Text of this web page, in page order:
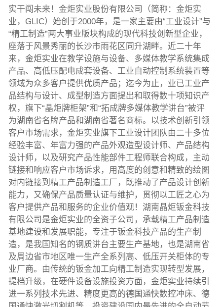
实干闯未来！金炬实业股份有限公司（简称：金炬实
业，GLIC）始创于2000年，是一家主要由“工业设计”与
“精工制造”两大事业版块构成的现代科技创新型企业，
座落于风景秀丽的长沙市雨花区同升湖畔。近二十年
来，金炬实业在教学设施与设备、多媒体教学系统集成
产品、高低压配电成套设备、工业自动控制系统装置等
领域为众多客户提供优质产品；迄今为止，业已工业产
品结构与设计、成型制造方面提出和取得数十项知识产
权，旗下“晶炬牌柜架”和“拓成牌多媒体教学讲台”被评
为湖南省名牌产品和湖南省著名商标。以技术创新引领
客户市场需求，金炬实业旗下工业设计团队由二十多位
经验丰富、年富力强的产品外观造型设计师、产品结构
设计师，以及研究产品性能部件工程师联合构成，主动
链接和响应客户市场诉求，用高度的创意和精致的绘图
对内链接到精工产品制造工厂，既推动了产品设计创新
能力，又确保产品质量认证与维护，贯彻以工匠之心为
客户提供产品和服务的企业价值观！湖南晶炬钣金科技
有限公司是金炬实业的全资子公司，承载精工产品制造
基地建设和发展职能，专注于钣金科技产品的生产制
造，是我国知名的钢质讲台主要生产基地，也是湖南省
及周边省市地区唯一生产全系列高、低压开关柜体的专
业厂商。由传统的钣金加工向精工制造实现转型发展，
提档升级，在硬件设备设施投资方面，金炬实业持续引
进一系列技术先进、精度更高的德国通快数控冲床、德